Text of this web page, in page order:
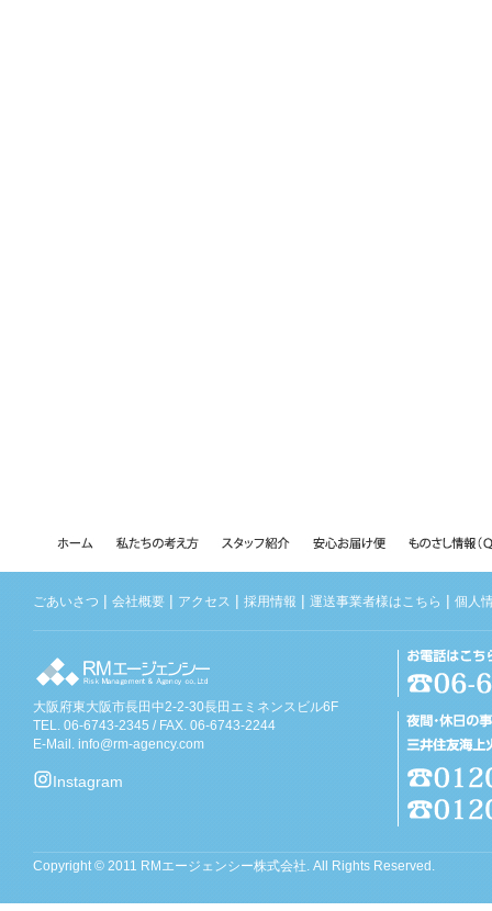
ごあいさつ | 会社概要 | アクセス | 採用情報 | 運送事業者様はこちら | 個人
大阪府東大阪市長田中2-2-30長田エミネンスビル6F
TEL. 06-6743-2345 / FAX. 06-6743-2244
E-Mail. info@rm-agency.com
Instagram
Copyright © 2011 RMエージェンシー株式会社. All Rights Reserved.